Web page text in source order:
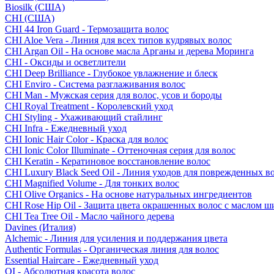
Biosilk (США)
CHI (США)
CHI 44 Iron Guard - Термозащита волос
CHI Aloe Vera - Линия для всех типов кудрявых волос
CHI Argan Oil - На основе масла Арганы и дерева Моринга
CHI - Оксиды и осветлители
CHI Deep Brilliance - Глубокое увлажнение и блеск
CHI Enviro - Система разглаживания волос
CHI Man - Мужская серия для волос, усов и бороды
CHI Royal Treatment - Королевский уход
CHI Styling - Ухаживающий стайлинг
CHI Infra - Ежедневный уход
CHI Ionic Hair Color - Краска для волос
CHI Ionic Color Illuminate - Оттеночная серия для волос
CHI Keratin - Кератиновое восстановление волос
CHI Luxury Black Seed Oil - Линия уходов для поврежденных
CHI Magnified Volume - Для тонких волос
CHI Olive Organics - На основе натуральных ингредиентов
CHI Rose Hip Oil - Защита цвета окрашенных волос с маслом
CHI Tea Tree Oil - Масло чайного дерева
Davines (Италия)
Alchemic - Линия для усиления и поддержания цвета
Authentic Formulas - Органическая линия для волос
Essential Haircare - Eжедневный уход
OI - Абсолютная красота волос